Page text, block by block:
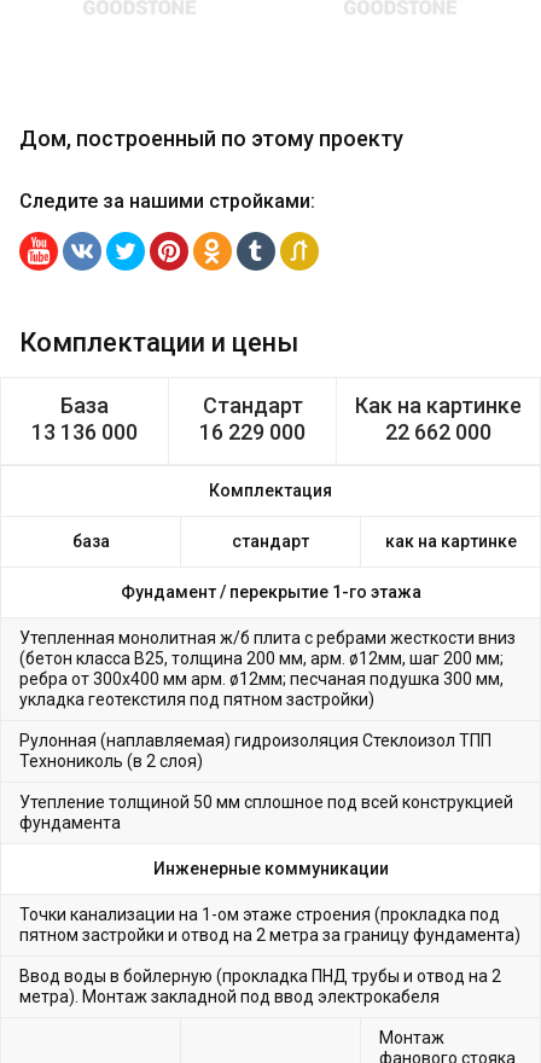
Дом, построенный по этому проекту
Следите за нашими стройками:
Комплектации и цены
База
13 136 000
Стандарт
16 229 000
Как на картинке
22 662 000
Комплектация
база стандарт как на картинке
Фундамент / перекрытие 1-го этажа
Утепленная монолитная ж/б плита с ребрами жесткости вниз
(бетон класса В25, толщина 200 мм, арм. ø12мм, шаг 200 мм;
ребра от 300х400 мм арм. ø12мм; песчаная подушка 300 мм,
укладка геотекстиля под пятном застройки)
Рулонная (наплавляемая) гидроизоляция Стеклоизол ТПП
Технониколь (в 2 слоя)
Утепление толщиной 50 мм сплошное под всей конструкцией
фундамента
Инженерные коммуникации
Точки канализации на 1-ом этаже строения (прокладка под
пятном застройки и отвод на 2 метра за границу фундамента)
Ввод воды в бойлерную (прокладка ПНД трубы и отвод на 2
метра). Монтаж закладной под ввод электрокабеля
Монтаж
фанового стояка